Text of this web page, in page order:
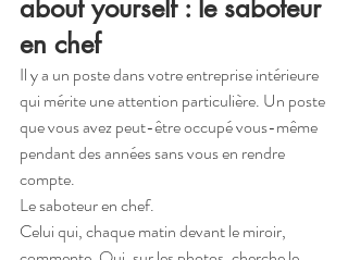
about yourself : le saboteur
en chef
Il y a un poste dans votre entreprise intérieure
qui mérite une attention particulière. Un poste
que vous avez peut-être occupé vous-même
pendant des années sans vous en rendre
compte.
Le saboteur en chef.
Celui qui, chaque matin devant le miroir,